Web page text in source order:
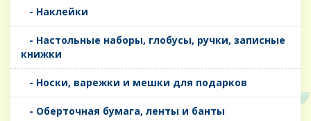
- Наклейки
- Настольные наборы, глобусы, ручки, записные
книжки
- Носки, варежки и мешки для подарков
- Оберточная бумага, ленты и банты